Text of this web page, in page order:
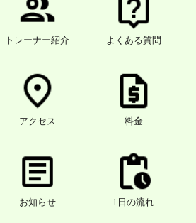
トレーナー紹介 よくある質問
アクセス 料金
お知らせ 1日の流れ